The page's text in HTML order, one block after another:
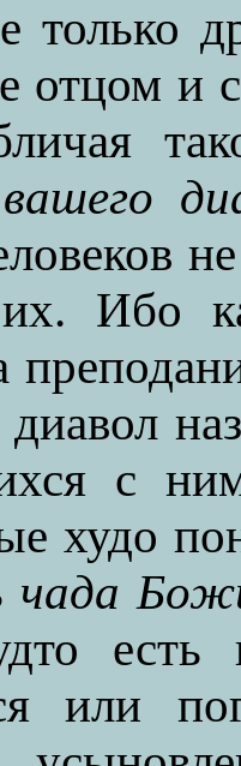
только
отцом и
Ибо
с
худо
чада
есть
или